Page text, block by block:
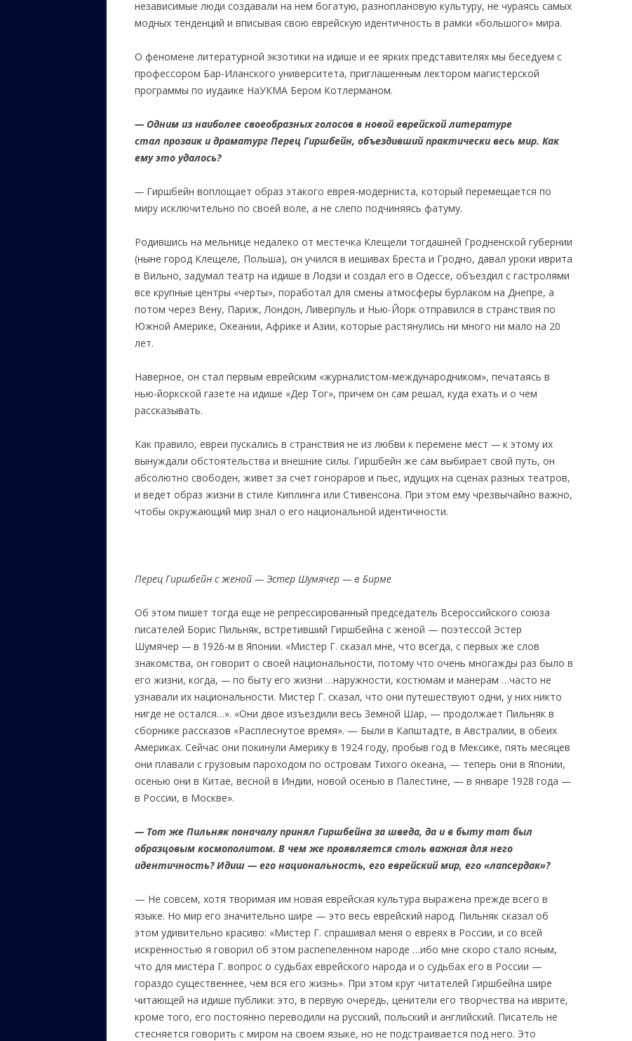
ЕВРЕЙСКАЯ ЖИЗНЬ В
ОЗАРИЧИ
ИНФОРМАЦИЯ К СТАРОМУ
ВАШИ ПИСЬМА
ОТЗЫВЫ, ПРЕДЛОЖЕНИЯ,
КТО КОГО ИЩЕТ
независимые люди создавали на нем богатую, разноплановую культуру, не чураясь самых
модных тенденций и вписывая свою еврейскую идентичность в рамки «большого» мира.
О феномене литературной экзотики на идише и ее ярких представителях мы беседуем с
профессором Бар-Иланского университета, приглашенным лектором магистерской
программы по иудаике НаУКМА Бером Котлерманом.
— Одним из наиболее своеобразных голосов в новой еврейской литературе
стал прозаик и драматург Перец Гиршбейн, объездивший практически весь мир. Как
ему это удалось?
— Гиршбейн воплощает образ этакого еврея-модерниста, который перемещается по
миру исключительно по своей воле, а не слепо подчиняясь фатуму.
Родившись на мельнице недалеко от местечка Клещели тогдашней Гродненской губернии
(ныне город Клещеле, Польша), он учился в иешивах Бреста и Гродно, давал уроки иврита
в Вильно, задумал театр на идише в Лодзи и создал его в Одессе, объездил с гастролями
все крупные центры «черты», поработал для смены атмосферы бурлаком на Днепре, а
потом через Вену, Париж, Лондон, Ливерпуль и Нью-Йорк отправился в странствия по
Южной Америке, Океании, Африке и Азии, которые растянулись ни много ни мало на 20
лет.
Наверное, он стал первым еврейским «журналистом-международником», печатаясь в
нью-йоркской газете на идише «Дер Тог», причем он сам решал, куда ехать и о чем
рассказывать.
Как правило, евреи пускались в странствия не из любви к перемене мест — к этому их
вынуждали обстоятельства и внешние силы. Гиршбейн же сам выбирает свой путь, он
абсолютно свободен, живет за счет гонораров и пьес, идущих на сценах разных театров,
и ведет образ жизни в стиле Киплинга или Стивенсона. При этом ему чрезвычайно важно,
чтобы окружающий мир знал о его национальной идентичности.
Перец Гиршбейн с женой — Эстер Шумячер — в Бирме
Об этом пишет тогда еще не репрессированный председатель Всероссийского союза
писателей Борис Пильняк, встретивший Гиршбейна с женой — поэтессой Эстер
Шумячер — в 1926-м в Японии. «Мистер Г. сказал мне, что всегда, с первых же слов
знакомства, он говорит о своей национальности, потому что очень многажды раз было в
его жизни, когда, — по быту его жизни …наружности, костюмам и манерам …часто не
узнавали их национальности. Мистер Г. сказал, что они путешествуют одни, у них никто
нигде не остался…». «Они двое изъездили весь Земной Шар, — продолжает Пильняк в
сборнике рассказов «Расплеснутое время». — Были в Капштадте, в Австралии, в обеих
Америках. Сейчас они покинули Америку в 1924 году, пробыв год в Мексике, пять месяцев
они плавали с грузовым пароходом по островам Тихого океана, — теперь они в Японии,
осенью они в Китае, весной в Индии, новой осенью в Палестине, — в январе 1928 года —
в России, в Москве».
— Тот же Пильняк поначалу принял Гиршбейна за шведа, да и в быту тот был
образцовым космополитом. В чем же проявляется столь важная для него
идентичность? Идиш — его национальность, его еврейский мир, его «лапсердак»?
— Не совсем, хотя творимая им новая еврейская культура выражена прежде всего в
языке. Но мир его значительно шире — это весь еврейский народ. Пильняк сказал об
этом удивительно красиво: «Мистер Г. спрашивал меня о евреях в России, и со всей
искренностью я говорил об этом распепеленном народе …ибо мне скоро стало ясным,
что для мистера Г. вопрос о судьбах еврейского народа и о судьбах его в России —
гораздо существеннее, чем вся его жизнь». При этом круг читателей Гиршбейна шире
читающей на идише публики: это, в первую очередь, ценители его творчества на иврите,
кроме того, его постоянно переводили на русский, польский и английский. Писатель не
стесняется говорить с миром на своем языке, но не подстраивается под него. Это